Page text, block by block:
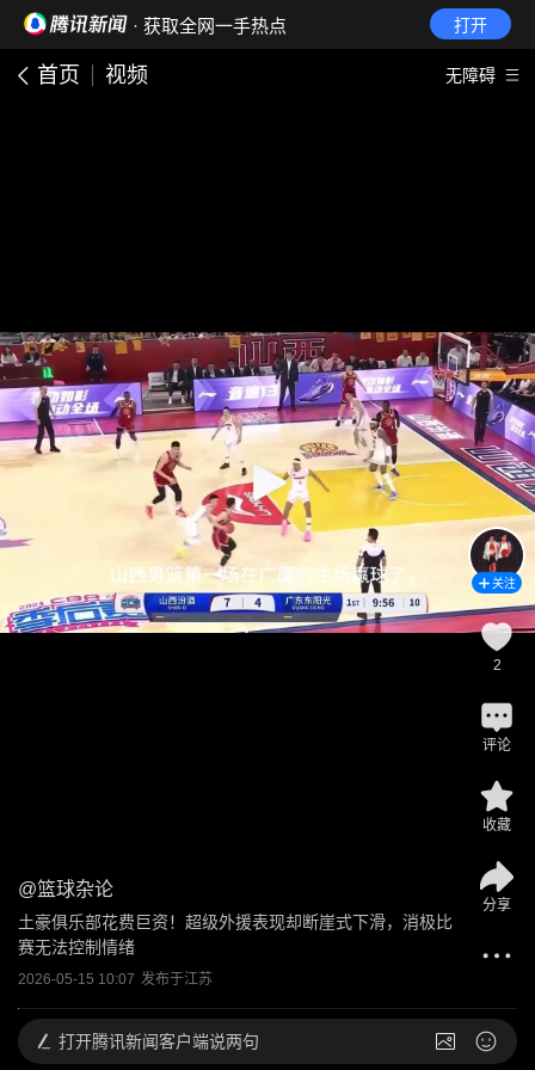
· 获取全网一手热点 打开
首页 视频 无障碍
@篮球杂论
土豪俱乐部花费巨资！超级外援表现却断崖式下滑，消极比
赛无法控制情绪
2026-05-15 10:07 发布于江苏
关注
2
评论
收藏
分享
打开腾讯新闻客户端说两句